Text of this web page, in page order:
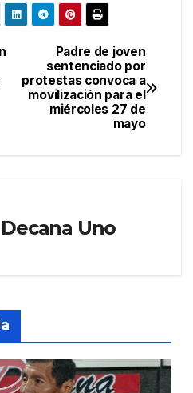
Padre de joven
sentenciado por
protestas convoca a
movilización para el
miércoles 27 de
mayo
Decana Uno